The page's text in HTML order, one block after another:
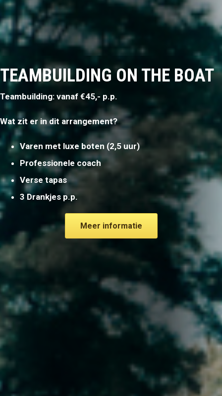
TEAMBUILDING ON THE BOAT
Teambuilding: vanaf €45,- p.p.
Wat zit er in dit arrangement?
Varen met luxe boten (2,5 uur)
Professionele coach
Verse tapas
3 Drankjes p.p.
Meer informatie